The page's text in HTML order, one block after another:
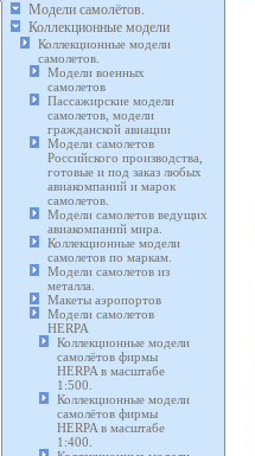
Модели самолётов.
Коллекционные модели
Коллекционные модели
самолетов.
Модели военных
самолетов
Пассажирские модели
самолетов, модели
гражданской авиации
Модели самолетов
Российского производства,
готовые и под заказ любых
авиакомпаний и марок
самолетов.
Модели самолетов ведущих
авиакомпаний мира.
Коллекционные модели
самолетов по маркам.
Модели самолетов из
металла.
Макеты аэропортов
Модели самолетов
HERPA
Коллекционные модели
самолётов фирмы
HERPA в масштабе
1:500.
Коллекционные модели
самолётов фирмы
HERPA в масштабе
1:400.